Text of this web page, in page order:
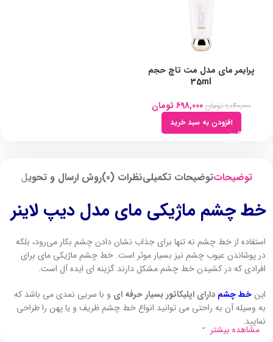
پرایمر مای مدل مت تاچ حجم
35ml
1,040,000 تومان 698,000 تومان
افزودن به سبد خرید
توضیحاتتوضیحات تکمیلینظرات (0) روش ارسال و تحویل
خط چشم ماژیکی مای مدل دیپ لاینر
استفاده از خط چشم نه تنها برای جذاب نشان دادن چشم بکار می‌رود، بلکه
در پوشاندن عیوب چشم نیز بسیار موثر است. خط چشم ماژیکی مای برای
افرادی که در کشیدن خط چشم مشکل دارند گزینه ای ایده آل است.
اینخط چشم دارای اپلیکاتور بسیار حرفه ای و با سریی نمدی می باشد که
به وسیله آن به راحتی می توانید انواع خط چشم ظریف و یا پهن را طراحی
نمایید.
مشاهده بیشتر